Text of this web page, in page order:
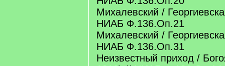
Михалевский /
НИАБ Ф.136.Оп.21
Михалевский /
НИАБ Ф.136.Оп.31
Неизвестный приход /